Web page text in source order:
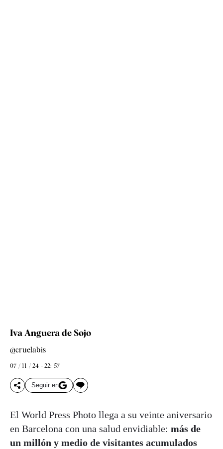
Iva Anguera de Sojo
@cruelabis
07 / 11 / 24 - 22: 57
Seguir en
El World Press Photo llega a su veinte aniversario
en Barcelona con una salud envidiable: más de
un millón y medio de visitantes acumulados